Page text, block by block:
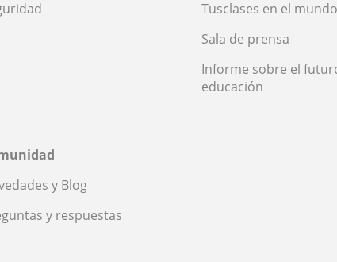
Tusclases en el mundo
Sala de prensa
Informe sobre el
educación
y Blog
y respuestas